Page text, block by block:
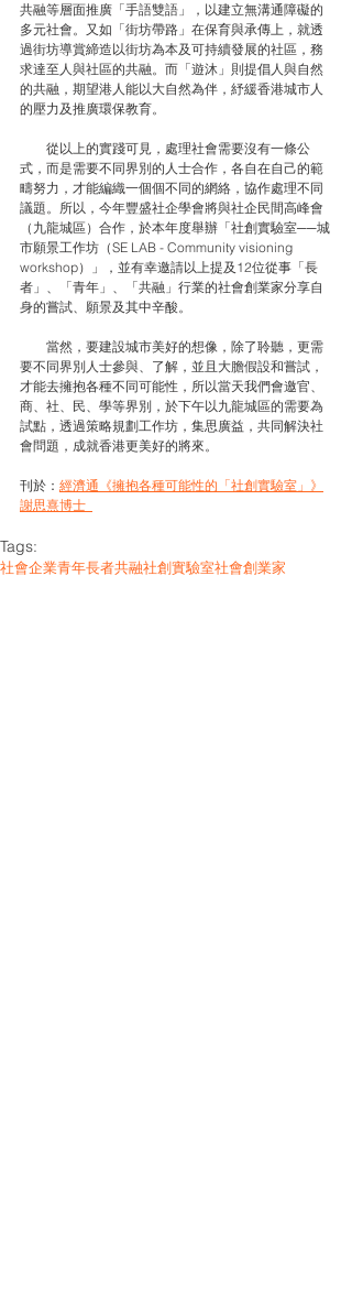
共融等層面推廣「手語雙語」，以建立無溝通障礙的
多元社會。又如「街坊帶路」在保育與承傳上，就透
過街坊導賞締造以街坊為本及可持續發展的社區，務
求達至人與社區的共融。而「遊沐」則提倡人與自然
的共融，期望港人能以大自然為伴，紓緩香港城市人
的壓力及推廣環保教育。
從以上的實踐可見，處理社會需要沒有一條公
式，而是需要不同界別的人士合作，各自在自己的範
疇努力，才能編織一個個不同的網絡，協作處理不同
議題。所以，今年豐盛社企學會將與社企民間高峰會
（九龍城區）合作，於本年度舉辦「社創實驗室──城
市願景工作坊（SE LAB - Community visioning
workshop）」，並有幸邀請以上提及12位從事「長
者」、「青年」、「共融」行業的社會創業家分享自
身的嘗試、願景及其中辛酸。
當然，要建設城市美好的想像，除了聆聽，更需
要不同界別人士參與、了解，並且大膽假設和嘗試，
才能去擁抱各種不同可能性，所以當天我們會邀官、
商、社、民、學等界別，於下午以九龍城區的需要為
試點，透過策略規劃工作坊，集思廣益，共同解決社
會問題，成就香港更美好的將來。
刊於： 經濟通《擁抱各種可能性的「社創實驗室」》
謝思熹博士
Tags:
社會企業青年長者共融社創實驗室社會創業家